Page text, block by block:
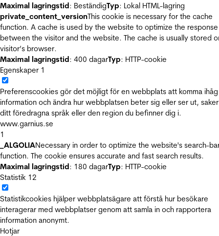
Maximal lagringstid: BeständigTyp: Lokal HTML-lagring
private_content_versionThis cookie is necessary for the cache
function. A cache is used by the website to optimize the
between the visitor and the website. The cache is usually stored
visitor’s browser.
Maximal lagringstid: 400 dagarTyp: HTTP-cookie
Egenskaper 1
Preferenscookies gör det möjligt för en webbplats att komma ihåg
information och ändra hur webbplatsen beter sig eller ser ut,
ditt föredragna språk eller den region du befinner dig i.
www.garnius.se
1
_ALGOLIANecessary in order to optimize the website's search-
function. The cookie ensures accurate and fast search results.
Maximal lagringstid: 180 dagarTyp: HTTP-cookie
Statistik 12
Statistikcookies hjälper webbplatsägare att förstå hur besökare
interagerar med webbplatser genom att samla in och rapportera
information anonymt.
Hotjar